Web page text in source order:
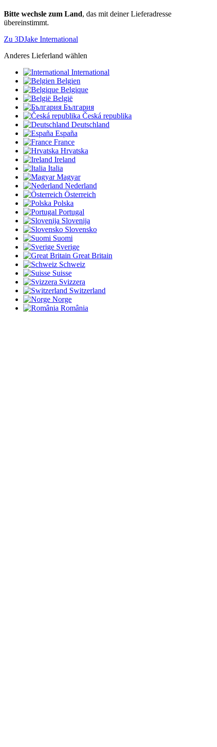
Bitte wechsle zum Land, das mit deiner Lieferadresse
übereinstimmt.
Zu 3DJake International
Anderes Lieferland wählen
International
Belgien
Belgique
België
България
Česká republika
Deutschland
España
France
Hrvatska
Ireland
Italia
Magyar
Nederland
Österreich
Polska
Portugal
Slovenija
Slovensko
Suomi
Sverige
Great Britain
Schweiz
Suisse
Svizzera
Switzerland
Norge
România